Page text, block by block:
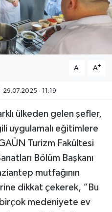
A- A+
29.07.2025 - 11:19
ülkeden gelen şefler,
uygulamalı eğitimlere
Turizm Fakültesi
Bölüm Başkanı
mutfağının
dikkat çekerek, “Bu
medeniyete ev